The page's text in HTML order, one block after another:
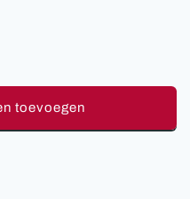
toevoegen